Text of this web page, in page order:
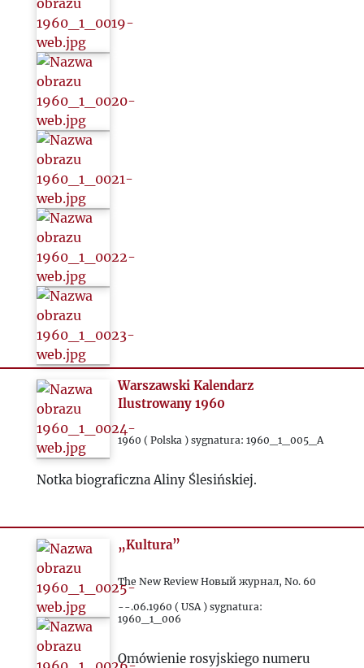
Warszawski Kalendarz
Ilustrowany 1960
1960 ( Polska ) sygnatura: 1960_1_005_A
Notka biograficzna Aliny Ślesińskiej.
„Kultura”
The New Review Новый журнал, No. 60
--.06.1960 ( USA ) sygnatura:
1960_1_006
Omówienie rosyjskiego numeru